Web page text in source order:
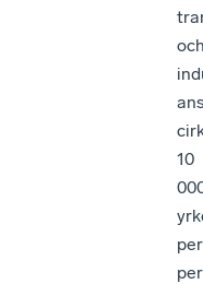
10
per